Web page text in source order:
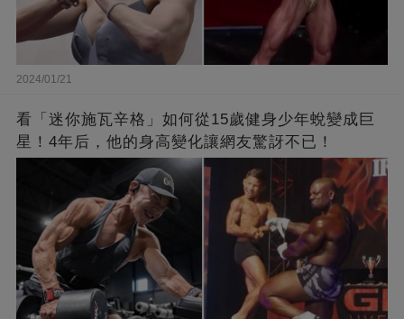
2024/01/21
看「迷你施瓦辛格」如何從15歲健身少年蛻變成巨
星！4年后，他的身高變化讓網友驚訝不已！